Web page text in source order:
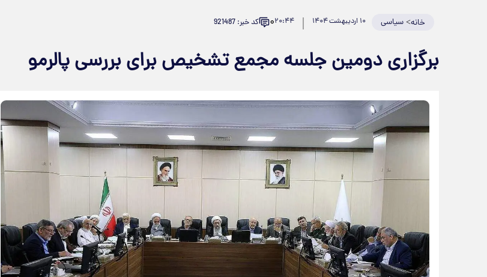
خانه>سیاسی ۱۰ اردیبهشت ۱۴۰۴ ۲۰:۴۴۰ کد خبر: 921487
برگزاری دومین جلسه مجمع تشخیص برای بررسی پالرمو